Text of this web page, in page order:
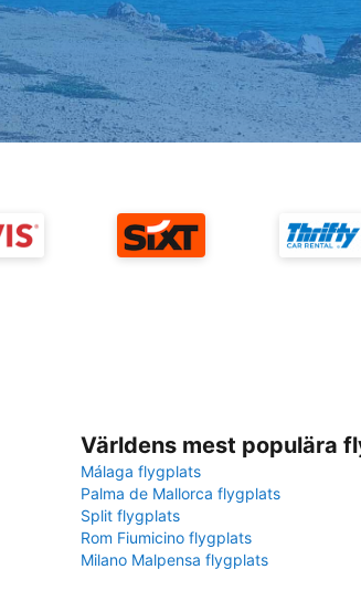
Världens mest populära
Málaga flygplats
Palma de Mallorca flygplats
Split flygplats
Rom Fiumicino flygplats
Milano Malpensa flygplats